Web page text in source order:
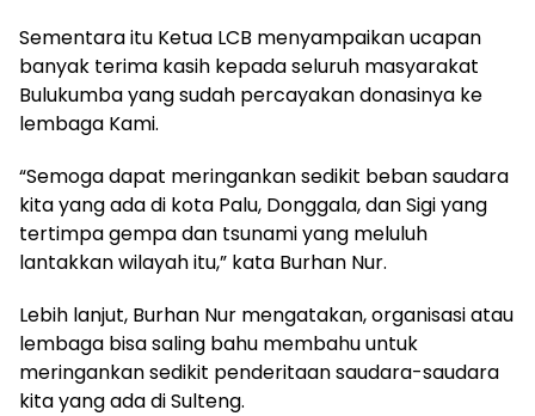
Sementara itu Ketua LCB menyampaikan ucapan
banyak terima kasih kepada seluruh masyarakat
Bulukumba yang sudah percayakan donasinya ke
lembaga Kami.
“Semoga dapat meringankan sedikit beban saudara
kita yang ada di kota Palu, Donggala, dan Sigi yang
tertimpa gempa dan tsunami yang meluluh
lantakkan wilayah itu,” kata Burhan Nur.
Lebih lanjut, Burhan Nur mengatakan, organisasi atau
lembaga bisa saling bahu membahu untuk
meringankan sedikit penderitaan saudara-saudara
kita yang ada di Sulteng.